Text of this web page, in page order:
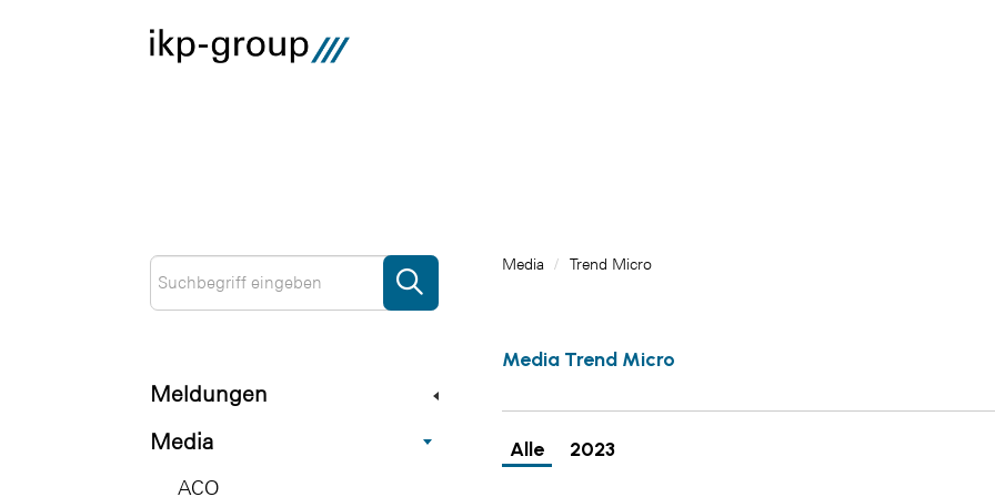
Meldungen
Media
ACO
Media / Trend Micro
Media Trend Micro
Alle 2023